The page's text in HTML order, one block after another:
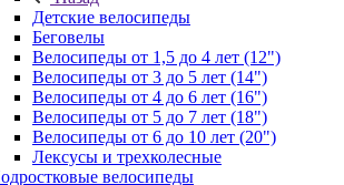
Детские велосипеды
Беговелы
Велосипеды от 1,5 до 4 лет (12")
Велосипеды от 3 до 5 лет (14")
Велосипеды от 4 до 6 лет (16")
Велосипеды от 5 до 7 лет (18")
Велосипеды от 6 до 10 лет (20")
Лексусы и трехколесные
велосипеды